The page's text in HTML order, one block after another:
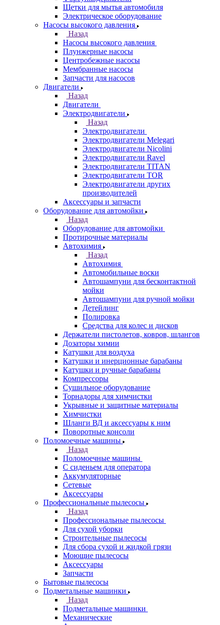
Щетки для мытья автомобиля
Электрическое оборудование
Насосы высокого давления
Назад
Насосы высокого давления
Плунжерные насосы
Центробежные насосы
Мембранные насосы
Запчасти для насосов
Двигатели
Назад
Двигатели
Электродвигатели
Назад
Электродвигатели
Электродвигатели Melegari
Электродвигатели Nicolini
Электродвигатели Ravel
Электродвигатели TITAN
Электродвигатели TOR
Электродвигатели других
производителей
Аксессуары и запчасти
Оборудование для автомойки
Назад
Оборудование для автомойки
Протирочные материалы
Автохимия
Назад
Автохимия
Автомобильные воски
Автошампуни для бесконтактной
мойки
Автошампуни для ручной мойки
Детейлинг
Полировка
Средства для колес и дисков
Держатели пистолетов, ковров, шлангов
Дозаторы химии
Катушки для воздуха
Катушки и инерционные барабаны
Катушки и ручные барабаны
Компрессоры
Сушильное оборудование
Торнадоры для химчистки
Укрывные и защитные материалы
Химчистки
Шланги ВД и аксессуары к ним
Поворотные консоли
Поломоечные машины
Назад
Поломоечные машины
С сиденьем для оператора
Аккумуляторные
Сетевые
Аксессуары
Профессиональные пылесосы
Назад
Профессиональные пылесосы
Для сухой уборки
Строительные пылесосы
Для сбора сухой и жидкой грязи
Моющие пылесосы
Аксессуары
Запчасти
Бытовые пылесосы
Подметальные машинки
Назад
Подметальные машинки
Механические